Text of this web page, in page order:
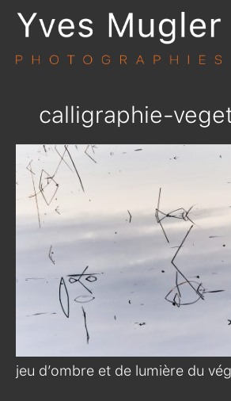
calligraphie-
jeu d’ombre et de lumière du